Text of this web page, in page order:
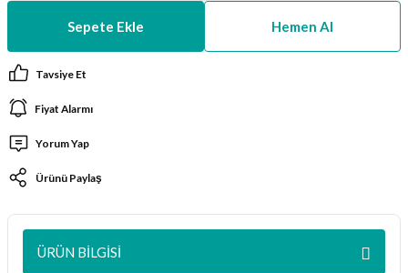
Kutuları
Paketleri
Sepete Ekle Hemen Al
Tavsiye Et
Fiyat Alarmı
Yorum Yap
Ürünü Paylaş
ÜRÜN BILGISI